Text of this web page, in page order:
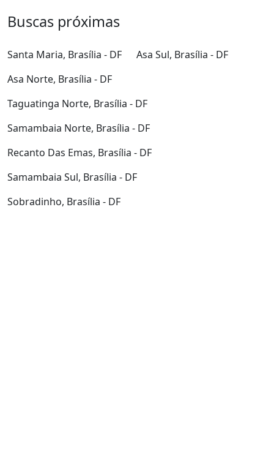
Buscas próximas
Santa Maria, Brasília - DF
Asa Sul, Brasília - DF
Asa Norte, Brasília - DF
Taguatinga Norte, Brasília - DF
Samambaia Norte, Brasília - DF
Recanto Das Emas, Brasília - DF
Samambaia Sul, Brasília - DF
Sobradinho, Brasília - DF